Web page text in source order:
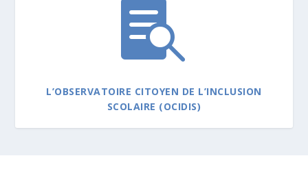

L’OBSERVATOIRE CITOYEN DE L’INCLUSION
SCOLAIRE (OCIDIS)